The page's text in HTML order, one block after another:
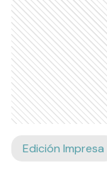
Edición Impresa